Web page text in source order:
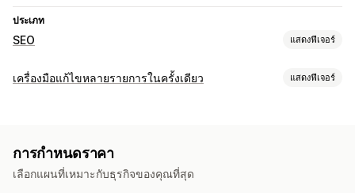
ประเภท
SEO แสดงฟีเจอร์
เครื่องมือ SEO
การจัดทำดัชนีหน้าเว็บ
สคีมา Robots.txt การสร้างด้วย AI
เครื่องมือแก้ไขหลายรายการในครั้งเดียว แสดงฟีเจอร์
การดำเนินการ
การเพิ่มประสิทธิภาพรูปภาพ
การอัปเดต SEO
การกำหนดราคา
เลือกแผนที่เหมาะกับธุรกิจของคุณที่สุด